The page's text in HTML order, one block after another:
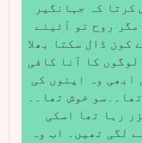
کرتا کہ جہانگیر
روح تو آئینے
کون ڈال سکتا بھلا
کا آنا کافی
ابھی وہ اپنوں کی
خوش تھا۔۔
رہا تھا اسکی
لگی تھیں۔ اب وہ